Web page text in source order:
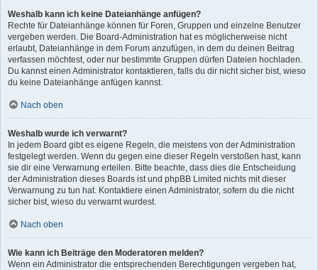
Weshalb kann ich keine Dateianhänge anfügen?
Rechte für Dateianhänge können für Foren, Gruppen und einzelne Benutzer
vergeben werden. Die Board-Administration hat es möglicherweise nicht
erlaubt, Dateianhänge in dem Forum anzufügen, in dem du deinen Beitrag
verfassen möchtest, oder nur bestimmte Gruppen dürfen Dateien hochladen.
Du kannst einen Administrator kontaktieren, falls du dir nicht sicher bist, wieso
du keine Dateianhänge anfügen kannst.
Nach oben
Weshalb wurde ich verwarnt?
In jedem Board gibt es eigene Regeln, die meistens von der Administration
festgelegt werden. Wenn du gegen eine dieser Regeln verstoßen hast, kann
sie dir eine Verwarnung erteilen. Bitte beachte, dass dies die Entscheidung
der Administration dieses Boards ist und phpBB Limited nichts mit dieser
Verwarnung zu tun hat. Kontaktiere einen Administrator, sofern du die nicht
sicher bist, wieso du verwarnt wurdest.
Nach oben
Wie kann ich Beiträge den Moderatoren melden?
Wenn ein Administrator die entsprechenden Berechtigungen vergeben hat,